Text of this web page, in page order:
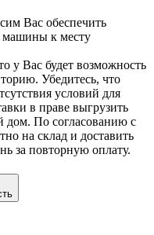
Вас обеспечить
машины к месту
у Вас будет возможность
Убедитесь, что
условий для
в праве выгрузить
дом. По согласованию с
на склад и доставить
за повторную оплату.